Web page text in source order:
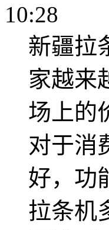
10:28
新疆拉
家越来
场上的
对于消
好，功
拉条机